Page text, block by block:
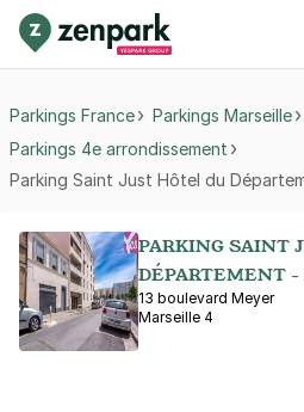
Parkings France
Parkings Marseille
Parkings 4e arrondissement
Parking Saint Just Hôtel du
PARKING SAINT
DÉPARTEMENT
13 boulevard Meyer
Marseille 4